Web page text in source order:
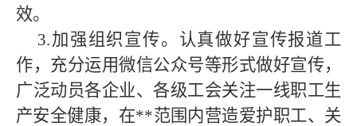
效。
​​​​​​​3.加强组织宣传。认真做好宣传报道工
作，充分运用微信公众号等形式做好宣传，
广泛动员各企业、各级工会关注一线职工生
产安全健康，在**范围内营造爱护职工、关